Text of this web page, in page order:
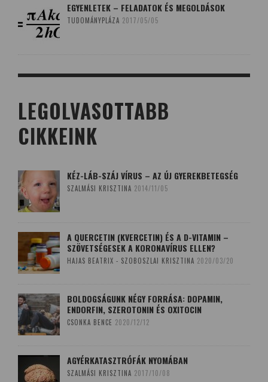
EGYENLETEK – FELADATOK ÉS MEGOLDÁSOK
TUDOMÁNYPLÁZA 2017/05/05
LEGOLVASOTTABB
CIKKEINK
KÉZ-LÁB-SZÁJ VÍRUS – AZ ÚJ GYEREKBETEGSÉG
SZALMÁSI KRISZTINA 2014/11/05
A QUERCETIN (KVERCETIN) ÉS A D-VITAMIN –
SZÖVETSÉGESEK A KORONAVÍRUS ELLEN?
HAJAS BEATRIX - SZOBOSZLAI KRISZTINA 2020/03/20
BOLDOGSÁGUNK NÉGY FORRÁSA: DOPAMIN,
ENDORFIN, SZEROTONIN ÉS OXITOCIN
CSONKA BENCE 2020/12/12
AGYÉRKATASZTRÓFÁK NYOMÁBAN
SZALMÁSI KRISZTINA 2017/10/08